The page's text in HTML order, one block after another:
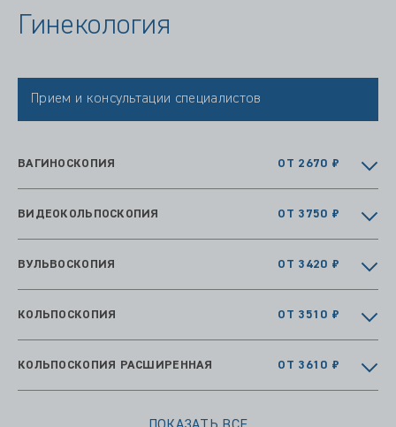
Гинекология
Прием и консультации специалистов
ВАГИНОСКОПИЯ ОТ 2670 ₽
ВИДЕОКОЛЬПОСКОПИЯ ОТ 3750 ₽
ВУЛЬВОСКОПИЯ ОТ 3420 ₽
КОЛЬПОСКОПИЯ ОТ 3510 ₽
КОЛЬПОСКОПИЯ РАСШИРЕННАЯ ОТ 3610 ₽